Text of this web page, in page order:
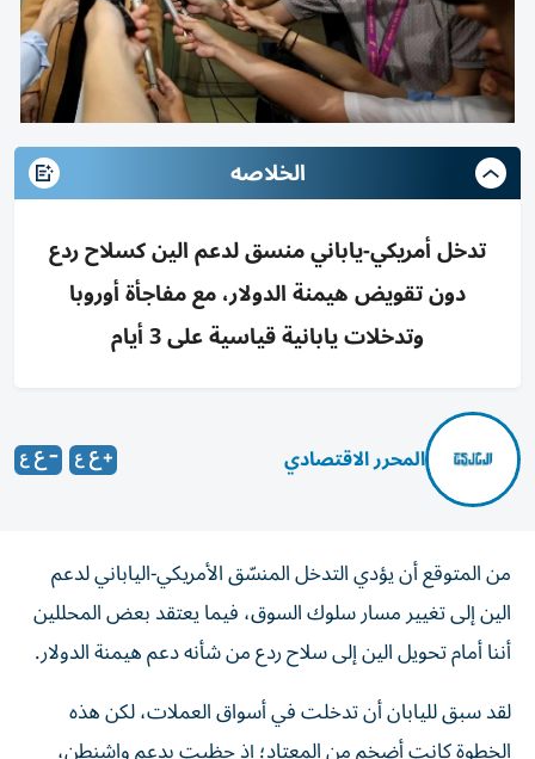
الخلاصه
تدخل أمريكي-ياباني منسق لدعم الين كسلاح ردع
دون تقويض هيمنة الدولار، مع مفاجأة أوروبا
وتدخلات يابانية قياسية على 3 أيام
المحرر الاقتصادي
من المتوقع أن يؤدي التدخل المنسّق الأمريكي-الياباني لدعم
الين إلى تغيير مسار سلوك السوق، فيما يعتقد بعض المحللين
أننا أمام تحويل الين إلى سلاح ردع من شأنه دعم هيمنة الدولار.
لقد سبق لليابان أن تدخلت في أسواق العملات، لكن هذه